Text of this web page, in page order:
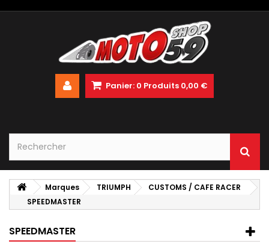
Panier: 0 Produits 0,00 €
Marques TRIUMPH
CUSTOMS / CAFE RACER
SPEEDMASTER
SPEEDMASTER